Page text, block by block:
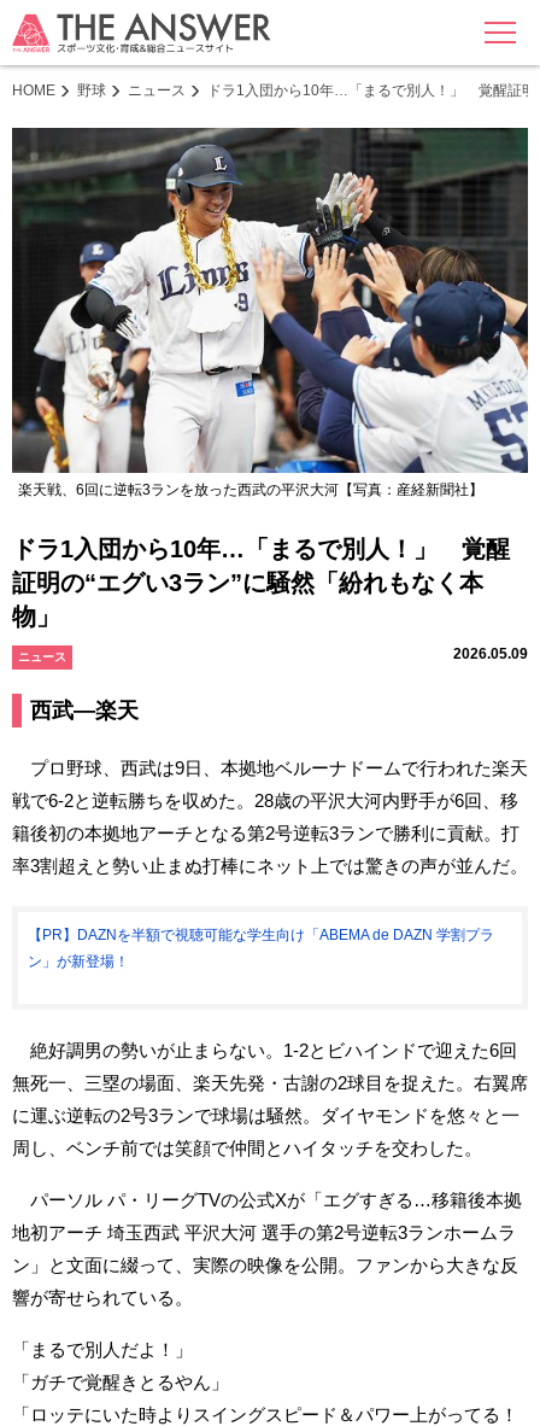
MENU
HOME 野球 ニュース ドラ1入団から10年…「まるで別人！」 覚醒証明
楽天戦、6回に逆転3ランを放った西武の平沢大河【写真：産経新聞社】
ドラ1入団から10年…「まるで別人！」 覚醒
証明の“エグい3ラン”に騒然「紛れもなく本
物」
ニュース 2026.05.09
西武―楽天
プロ野球、西武は9日、本拠地ベルーナドームで行われた楽天
戦で6-2と逆転勝ちを収めた。28歳の平沢大河内野手が6回、移
籍後初の本拠地アーチとなる第2号逆転3ランで勝利に貢献。打
率3割超えと勢い止まぬ打棒にネット上では驚きの声が並んだ。
【PR】DAZNを半額で視聴可能な学生向け「ABEMA de DAZN 学割プラ
ン」が新登場！
絶好調男の勢いが止まらない。1-2とビハインドで迎えた6回
無死一、三塁の場面、楽天先発・古謝の2球目を捉えた。右翼席
に運ぶ逆転の2号3ランで球場は騒然。ダイヤモンドを悠々と一
周し、ベンチ前では笑顔で仲間とハイタッチを交わした。
パーソル パ・リーグTVの公式Xが「エグすぎる…移籍後本拠
地初アーチ 埼玉西武 平沢大河 選手の第2号逆転3ランホームラ
ン」と文面に綴って、実際の映像を公開。ファンから大きな反
響が寄せられている。
「まるで別人だよ！」
「ガチで覚醒きとるやん」
「ロッテにいた時よりスイングスピード＆パワー上がってる！